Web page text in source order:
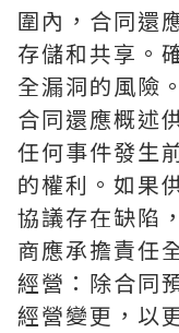
圍內，合同還
存儲和共享。
全漏洞的風險
合同還應概述
任何事件發生
的權利。如果
協議存在缺陷
商應承擔責任
經營：除合同
經營變更，以